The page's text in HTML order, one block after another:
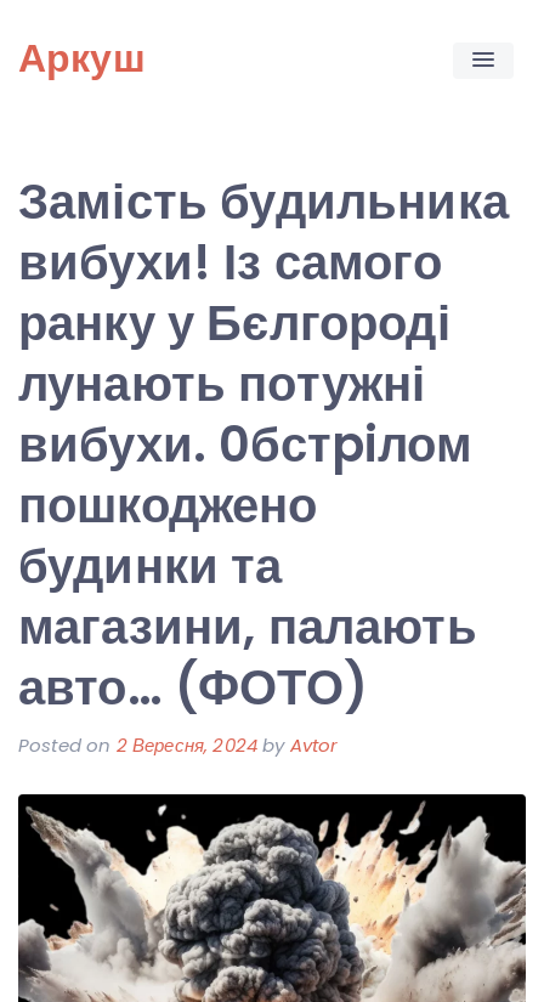
content
Аркуш
Замість будильника
вибухи! Із самого
ранку у Бєлгороді
лунають потужні
вибухи. 0бстpiлом
пошкоджено
будинки та
магазини, палають
авто… (ФОТО)
Posted on 2 Вересня, 2024byAvtor